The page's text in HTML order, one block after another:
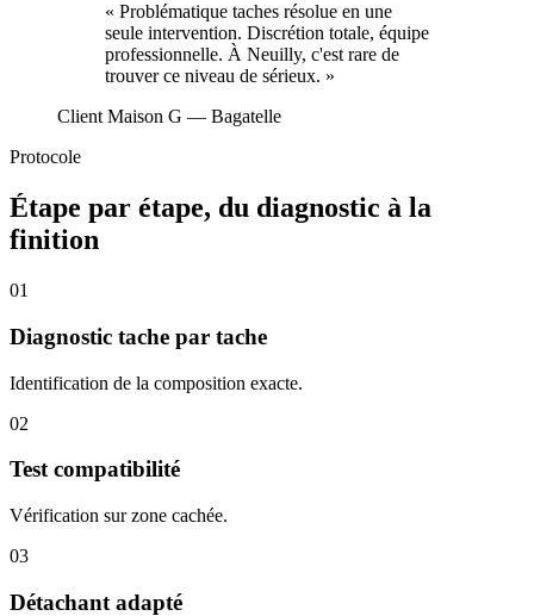
« Problématique taches résolue en une
seule intervention. Discrétion totale, équipe
professionnelle. À Neuilly, c'est rare de
trouver ce niveau de sérieux. »
Client Maison G — Bagatelle
Protocole
Étape par étape, du diagnostic à la
finition
01
Diagnostic tache par tache
Identification de la composition exacte.
02
Test compatibilité
Vérification sur zone cachée.
03
Détachant adapté